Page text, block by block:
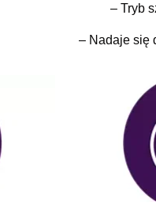
– Tryb
– Nadaje się